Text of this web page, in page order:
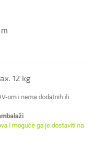
12 kg
om i nema dodatnih ili
i moguće ga je dostaviti na